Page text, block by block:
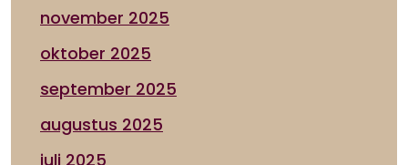
november 2025
oktober 2025
september 2025
augustus 2025
juli 2025